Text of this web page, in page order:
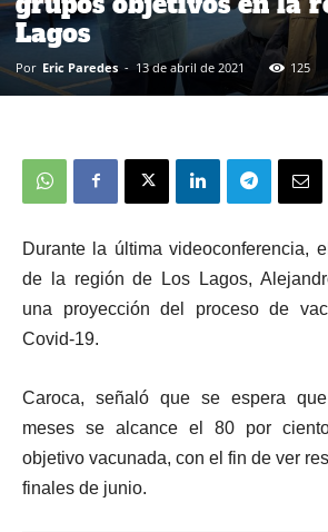
Lagos
Por Eric Paredes - 13 de abril de 2021 125
Durante la última videoconferencia,
de la región de Los Lagos,
una proyección del proceso de
Covid-19.
Caroca, señaló que se espera
meses se alcance el 80 por
objetivo vacunada, con el fin de ver
finales de junio.